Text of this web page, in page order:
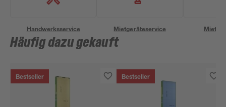
Handwerksservice Mietgeräteservice
Häufig dazu gekauft
Bestseller Bestseller